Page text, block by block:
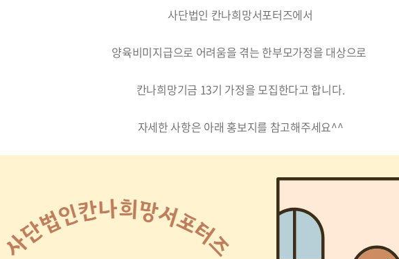
사단법인 칸나희망서포터즈에서
양육비미지급으로 어려움을 겪는 한부모가정을 대상으로
칸나희망기금 13기 가정을 모집한다고 합니다.
자세한 사항은 아래 홍보지를 참고해주세요^^